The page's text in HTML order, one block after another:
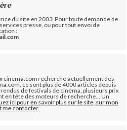
du site en 2003. Pour toute demande de
presse, ou pour tout envoi de
:
recherche actuellement des
ce sont plus de 4000 articles depuis
de festivals de cinéma, plusieurs prix
en tête des moteurs de recherche... Un
ici pour en savoir plus sur le site, sur mon
me contacter.